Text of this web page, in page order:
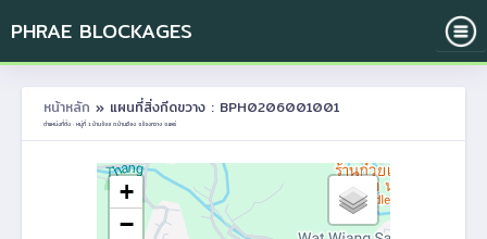
PHRAE BLOCKAGES
หน้าหลัก » แผนที่สิ่งกีดขวาง : BPH0206001001
ตำแหน่งที่ตั้ง : หมู่ที่ 1 บ้านอ้อย ต.บ้านเวียง อ.ร้องกวาง จ.แพร่
+
−